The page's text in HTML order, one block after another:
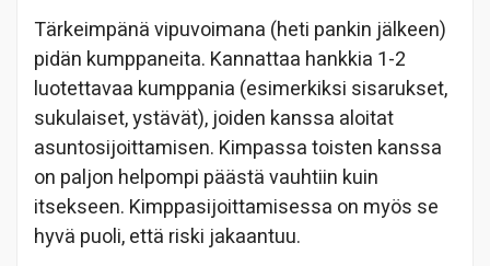
Tärkeimpänä vipuvoimana (heti pankin jälkeen)
pidän kumppaneita. Kannattaa hankkia 1-2
luotettavaa kumppania (esimerkiksi sisarukset,
sukulaiset, ystävät), joiden kanssa aloitat
asuntosijoittamisen. Kimpassa toisten kanssa
on paljon helpompi päästä vauhtiin kuin
itsekseen. Kimppasijoittamisessa on myös se
hyvä puoli, että riski jakaantuu.